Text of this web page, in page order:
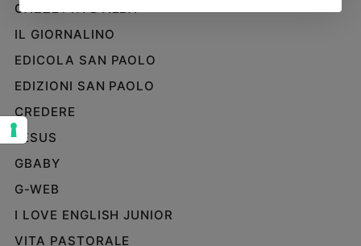
Costume
e
2026
Cinema,
Tv
streaming
Libri
GAZZETTA D'ALBA
IL GIORNALINO
EDICOLA SAN PAOLO
EDIZIONI SAN PAOLO
CREDERE
JESUS
GBABY
G-WEB
I LOVE ENGLISH JUNIOR
VITA PASTORALE